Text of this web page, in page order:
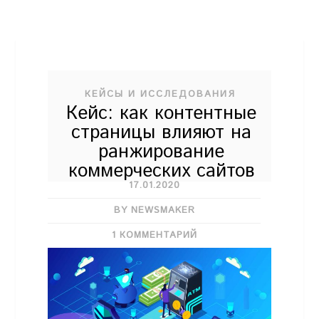
КЕЙСЫ И ИССЛЕДОВАНИЯ
Кейс: как контентные
страницы влияют на
ранжирование
коммерческих сайтов
17.01.2020
BY NEWSMAKER
1 КОММЕНТАРИЙ